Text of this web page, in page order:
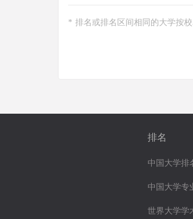
* 排名或排名区间相同的大学按
排名
中国大学排
中国大学专
世界大学学